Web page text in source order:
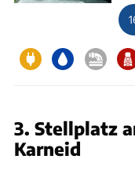
3. Stellplatz
Karneid